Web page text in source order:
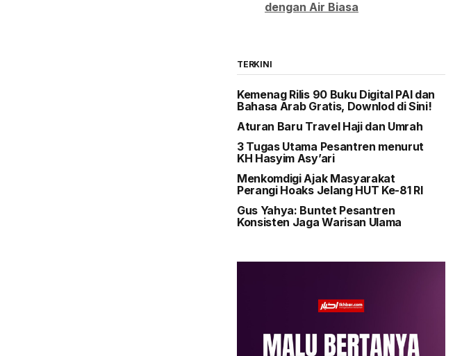
dengan Air Biasa
TERKINI
Kemenag Rilis 90 Buku Digital PAI dan
Bahasa Arab Gratis, Downlod di Sini!
Aturan Baru Travel Haji dan Umrah
3 Tugas Utama Pesantren menurut
KH Hasyim Asy’ari
Menkomdigi Ajak Masyarakat
Perangi Hoaks Jelang HUT Ke-81 RI
Gus Yahya: Buntet Pesantren
Konsisten Jaga Warisan Ulama